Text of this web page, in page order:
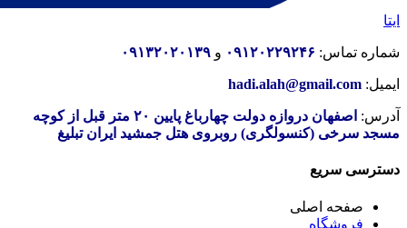
ایتا
شماره تماس: ۰۹۱۲۰۲۲۹۲۴۶ و ۰۹۱۳۲۰۲۰۱۳۹
ایمیل: hadi.alah@gmail.com
آدرس:
اصفهان دروازه دولت چهارباغ پایین ۲۰ متر قبل از کوچه
مسجد سرخی (کنسولگری) روبروی هتل جمشید ایران تبلیغ
دسترسی سریع
صفحه اصلی
فروشگاه